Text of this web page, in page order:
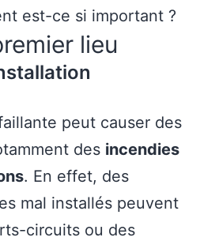
est-ce si important ?
lieu
peut causer des
des incendies
. En effet, des
mal installés peuvent
circuits ou des